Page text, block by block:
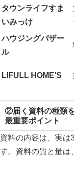
タウンライフすま
いみっけ
ハウジングバザー
ル
LIFULL HOME’S
②届く資料の種類
最重要ポイント
資料の内容は、実は
す。資料の質と量は